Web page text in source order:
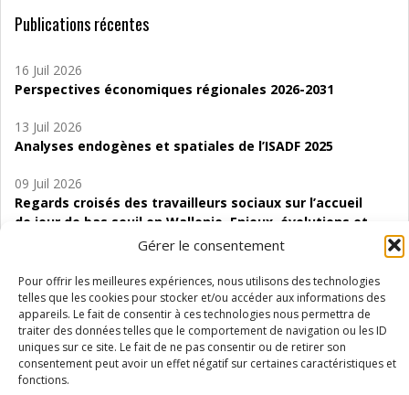
Gérer le consentement
Pour offrir les meilleures expériences, nous utilisons des technologies
telles que les cookies pour stocker et/ou accéder aux informations des
appareils. Le fait de consentir à ces technologies nous permettra de
traiter des données telles que le comportement de navigation ou les ID
uniques sur ce site. Le fait de ne pas consentir ou de retirer son
consentement peut avoir un effet négatif sur certaines caractéristiques et
fonctions.
Publications récentes
16 Juil 2026
Perspectives économiques régionales 2026-2031
13 Juil 2026
Analyses endogènes et spatiales de l’ISADF 2025
09 Juil 2026
Regards croisés des travailleurs sociaux sur l’accueil
de jour de bas seuil en Wallonie. Enjeux, évolutions et
06 Juil 2026
Étude d’évaluabilité des Structures
d’accompagnement à l’autocréation d’emploi (SAACE)
01 Juil 2026
Pénurie du personnel infirmier :quels indicateurs